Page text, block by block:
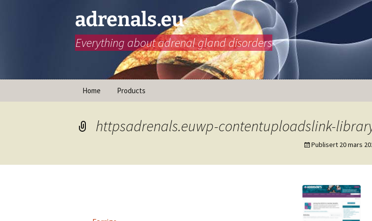
adrenals.eu
Everything about adrenal gland disorders
Home Products
infographic
httpsadrenals.euwp-contentuploadslink-
Publisert 20 mars